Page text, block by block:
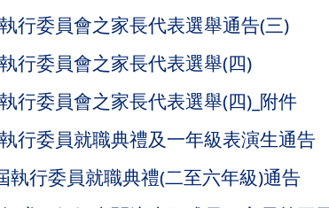
行委員會之家長代表選舉通告(三)
行委員會之家長代表選舉(四)
行委員會之家長代表選舉(四)_附件
行委員就職典禮及一年級表演生通告
執行委員就職典禮(二至六年級)通告